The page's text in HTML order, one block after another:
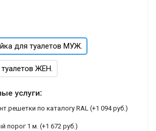
для туалетов МУЖ.
ЖЕН.
услуги:
по каталогу RAL (+1 094 руб.)
порог 1 м. (+1 672 руб.)